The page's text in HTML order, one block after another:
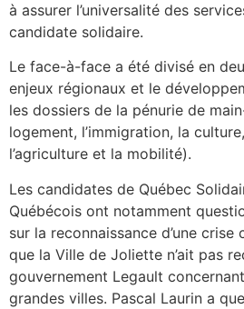
à assurer l’universalité des
candidate solidaire.
Le face-à-face a été divisé en
enjeux régionaux et le
les dossiers de la pénurie de
logement, l’immigration, la
l’agriculture et la mobilité).
Les candidates de Québec
Québécois ont notamment
sur la reconnaissance d’une
que la Ville de Joliette n’ait pas
gouvernement Legault
grandes villes. Pascal Laurin a